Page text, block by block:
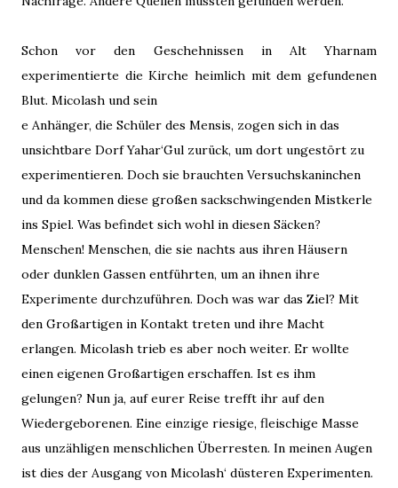
Schon vor den Geschehnissen in Alt Yharnam
experimentierte die Kirche heimlich mit dem gefundenen
Blut. Micolash und sein
e Anhänger, die Schüler des Mensis, zogen sich in das
unsichtbare Dorf Yahar‘Gul zurück, um dort ungestört zu
experimentieren. Doch sie brauchten Versuchskaninchen
und da kommen diese großen sackschwingenden Mistkerle
ins Spiel. Was befindet sich wohl in diesen Säcken?
Menschen! Menschen, die sie nachts aus ihren Häusern
oder dunklen Gassen entführten, um an ihnen ihre
Experimente durchzuführen. Doch was war das Ziel? Mit
den Großartigen in Kontakt treten und ihre Macht
erlangen. Micolash trieb es aber noch weiter. Er wollte
einen eigenen Großartigen erschaffen. Ist es ihm
gelungen? Nun ja, auf eurer Reise trefft ihr auf den
Wiedergeborenen. Eine einzige riesige, fleischige Masse
aus unzähligen menschlichen Überresten. In meinen Augen
ist dies der Ausgang von Micolash‘ düsteren Experimenten.